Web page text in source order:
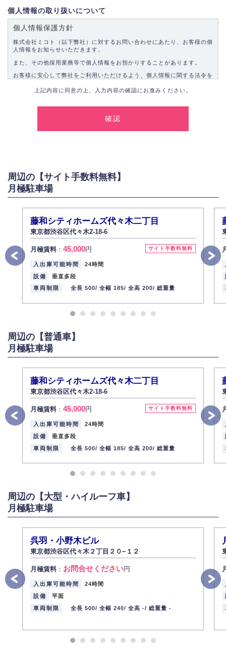
個人情報の取り扱いについて
個人情報保護方針
株式会社ミコト（以下弊社）に対するお問い合わせにあたり、お客様の個
人情報をお知らせいただきます。
また、その他採用業務等で個人情報をお預かりすることがあります。
お客様に安心して弊社をご利用いただけるよう、個人情報に関する法令を
2.個人情報の利用
お問い合わせに対する回答、資料等の送付
採用に関する回答、情報の提供
弊社は取り扱う個人情報の外部への漏洩を防止し、その利用目的に応じて
適切かつ安全に管理します。
4.個人情報の第三者提供
法的義務など正当な理由に基づく要請があった場合を除き、お客様の個人
情報をご本人の同意なく第三者に提供いたしません。
5.個人情報の開示・訂正・削除
お客様ご本人から自己の個人情報開示の請求があった場合、すみやかに開
ん）。
また、個人情報の内容に誤りがあり、ご本人から訂正・追加・削除の請求
6.個人情報管理の社内教育
弊社社員全員が、個人情報の取り扱いについての重要性を理解し、より適
切に管理するよう社内教育を実施してまいります。
代表取締役社長 野口 幸男
上記内容に同意の上、入力内容の確認にお進みください。
周辺の【サイト手数料無料】
月極駐車場
藤和シティホームズ代々木二丁目
東京都渋谷区代々木2-18-6
サイト手数料無料
月極賃料： 45,000円
入出庫可能時間
24時間
設備
垂直多段
車両制限
全長 500/ 全幅 185/ 全高 200/ 総重量
周辺の【普通車】
月極駐車場
藤和シティホームズ代々木二丁目
東京都渋谷区代々木2-18-6
サイト手数料無料
月極賃料： 45,000円
入出庫可能時間
24時間
設備
垂直多段
車両制限
全長 500/ 全幅 185/ 全高 200/ 総重量
周辺の【大型・ハイルーフ車】
月極駐車場
呉羽・小野木ビル
東京都渋谷区代々木２丁目２０−１２
月極賃料： お問合せください円
入出庫可能時間
24時間
設備
平面
車両制限
全長 500/ 全幅 240/ 全高 -/ 総重量 -